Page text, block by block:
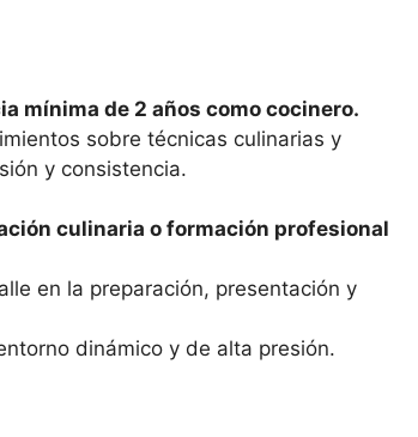
mínima de 2 años como cocinero.
sobre técnicas culinarias y
y consistencia.
culinaria o formación profesional
en la preparación, presentación y
dinámico y de alta presión.